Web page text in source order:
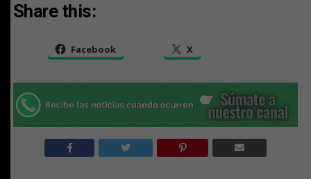
Share this:
Facebook X